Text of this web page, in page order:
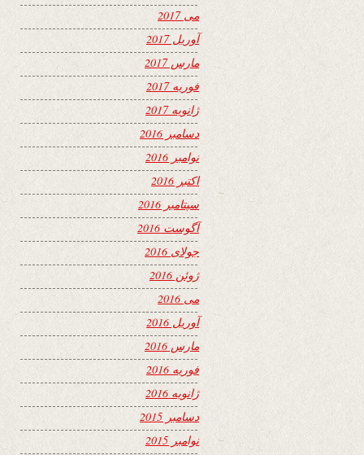
می 2017
آوریل 2017
مارس 2017
فوریه 2017
ژانویه 2017
دسامبر 2016
نوامبر 2016
اکتبر 2016
سپتامبر 2016
آگوست 2016
جولای 2016
ژوئن 2016
می 2016
آوریل 2016
مارس 2016
فوریه 2016
ژانویه 2016
دسامبر 2015
نوامبر 2015